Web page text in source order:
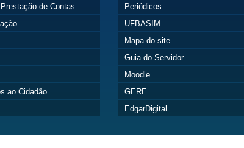
de Contas
ao Cidadão
Periódicos
UFBASIM
Mapa do site
Guia do Servidor
Moodle
GERE
EdgarDigital